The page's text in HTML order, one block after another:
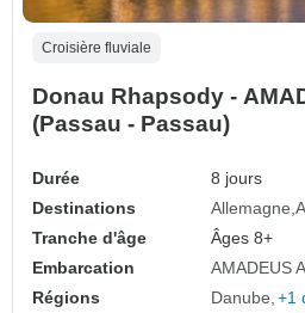
Croisière fluviale
Donau Rhapsody -
(Passau - Passau)
Durée
8 jours
Destinations
Allemagne
Tranche d'âge
Âges 8+
Embarcation
AMADEUS
Régions
Danube +1